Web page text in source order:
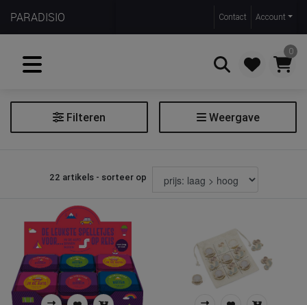
PARADISIO Contact Account
0
Zoeken
Filteren Weergave
Leeftijdscategorie
Filter spelletje
Soort
22 artikels - sorteer op